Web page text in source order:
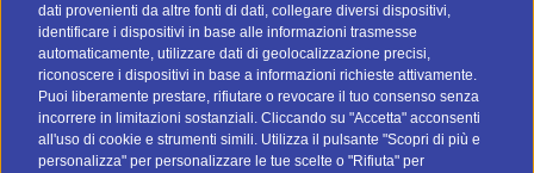
dati provenienti da altre fonti di dati, collegare diversi dispositivi,
identificare i dispositivi in base alle informazioni trasmesse
automaticamente, utilizzare dati di geolocalizzazione precisi,
riconoscere i dispositivi in base a informazioni richieste attivamente.
Puoi liberamente prestare, rifiutare o revocare il tuo consenso senza
incorrere in limitazioni sostanziali. Cliccando su "Accetta" acconsenti
all'uso di cookie e strumenti simili. Utilizza il pulsante "Scopri di più e
personalizza" per personalizzare le tue scelte o "Rifiuta" per
Tel:045.8532046
Email:info@btomail.it
TROVA IL TUO DATABASE